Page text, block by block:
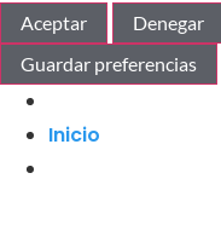
Aceptar Denegar
Guardar preferencias
Inicio